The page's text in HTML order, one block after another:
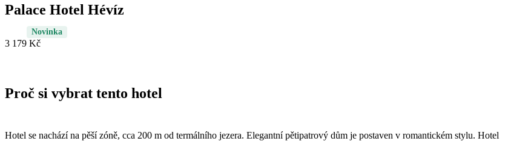
Palace Hotel Hévíz
Novinka
3 179 Kč
Proč si vybrat tento hotel
Hotel se nachází na pěší zóně, cca 200 m od termálního jezera. Elegantní pětipatrový dům je postaven v romantickém stylu. Hotel